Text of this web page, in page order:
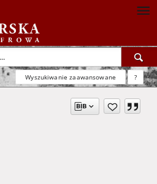
Wyszukiwanie zaawansowane ?